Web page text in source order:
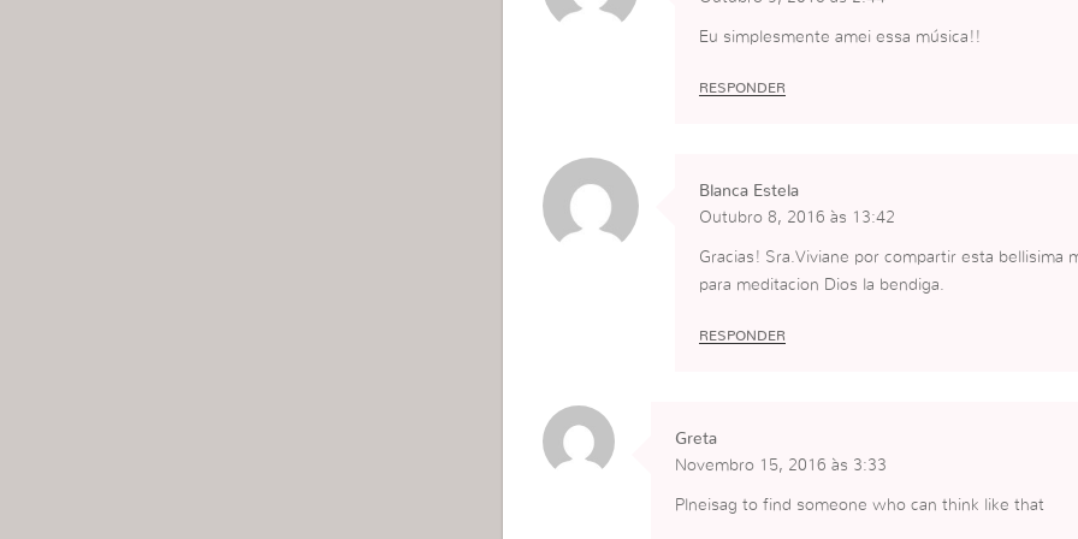
Eu simplesmente amei essa música!!
RESPONDER
Blanca Estela
Outubro 8, 2016 às 13:42
Gracias! Sra.Viviane por compartir esta bellisima
para meditacion Dios la bendiga.
RESPONDER
Greta
Novembro 15, 2016 às 3:33
Plneisag to find someone who can think like that